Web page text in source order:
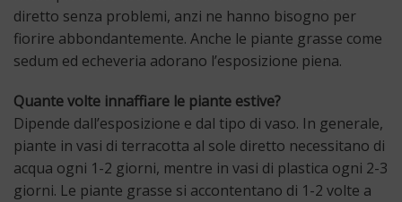
diretto senza problemi, anzi ne hanno bisogno per
fiorire abbondantemente. Anche le piante grasse come
sedum ed echeveria adorano l’esposizione piena.
Quante volte innaffiare le piante estive?
Dipende dall’esposizione e dal tipo di vaso. In generale,
piante in vasi di terracotta al sole diretto necessitano di
acqua ogni 1-2 giorni, mentre in vasi di plastica ogni 2-3
giorni. Le piante grasse si accontentano di 1-2 volte a